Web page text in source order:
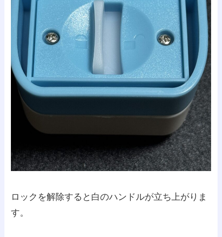
ロックを解除すると白のハンドルが立ち上がりま
す。